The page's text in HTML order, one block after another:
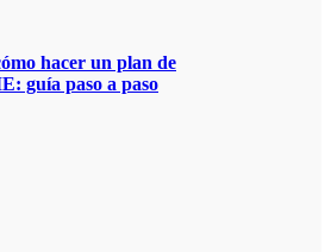
hacer un plan de
guía paso a paso